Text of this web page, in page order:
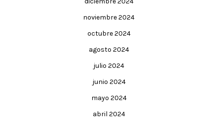
noviembre 2024
octubre 2024
agosto 2024
julio 2024
junio 2024
mayo 2024
abril 2024